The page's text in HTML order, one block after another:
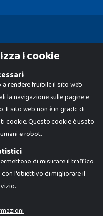
Ogni riproduzione o utilizzo non
differire da quanto esposto in
i cookie
rendere fruibile il sito web
la navigazione sulle pagine e
Il sito web non è in grado di
cookie. Questo cookie è usato
e robot.
di misurare il traffico
l'obiettivo di migliorare il